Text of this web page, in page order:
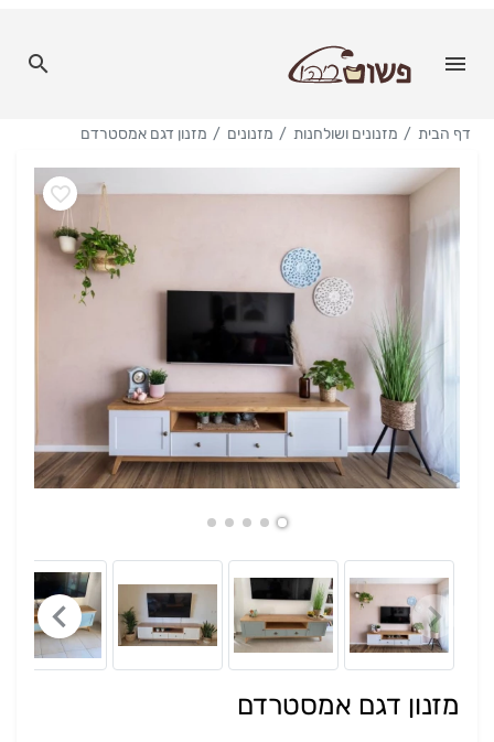
דף הבית מזנונים ושולחנות מזנונים מזנון דגם אמסטרדם
מזנון דגם אמסטרדם